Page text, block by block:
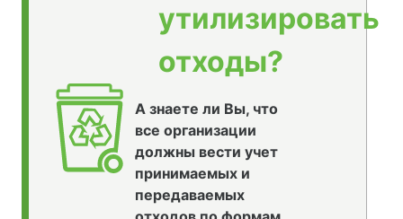
утилизировать
отходы?
А знаете ли Вы, что
все организации
должны вести учет
принимаемых и
передаваемых